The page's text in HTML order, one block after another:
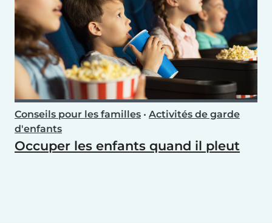
Conseils pour les familles • Activités de garde
d'enfants
Occuper les enfants quand il pleut